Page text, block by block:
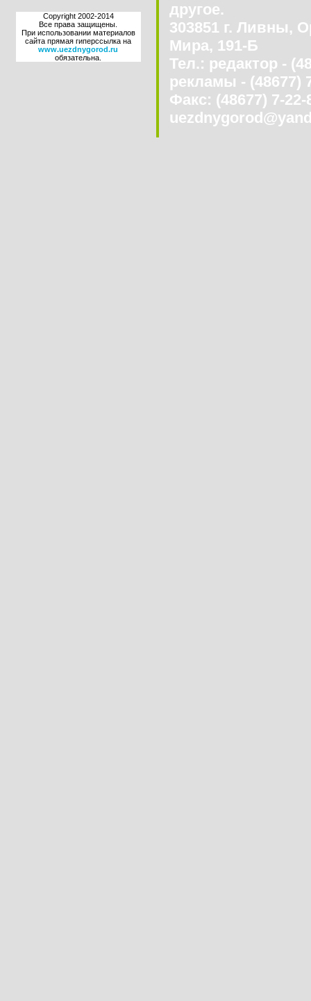
Copyright 2002-2014
Все права защищены.
При использовании материалов
сайта прямая гиперссылка на
www.uezdnygorod.ru
обязательна.
другое.
303851 г. Ливны,
Мира, 191-Б
Тел.: редактор -
рекламы - (48677)
Факс: (48677) 7-